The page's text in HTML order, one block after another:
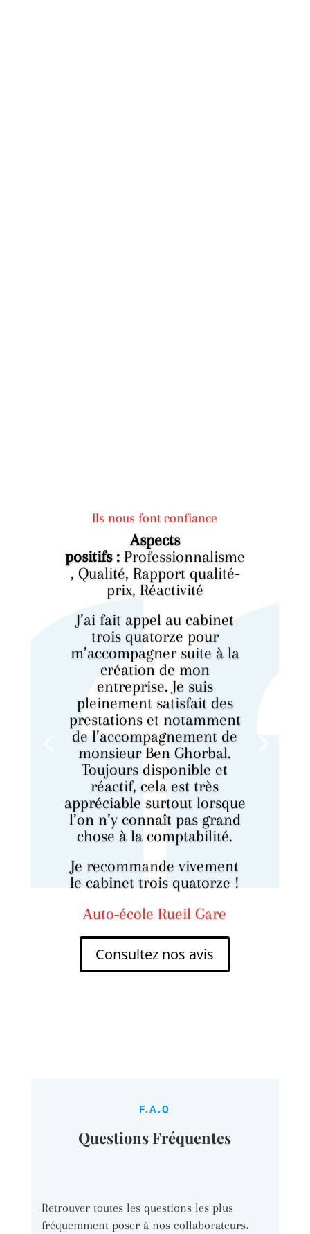
Ils nous font confiance
Aspects
positifs :Professionnalisme
, Qualité, Rapport qualité-
prix, Réactivité
J’ai fait appel au cabinet
trois quatorze pour
m’accompagner suite à la
création de mon
entreprise. Je suis
pleinement satisfait des
prestations et notamment
de l’accompagnement de
monsieur Ben Ghorbal.
Toujours disponible et
réactif, cela est très
appréciable surtout lorsque
l’on n’y connaît pas grand
chose à la comptabilité.
Je recommande vivement
le cabinet trois quatorze !
Auto-école Rueil Gare
Consultez nos avis
F.A.Q
Questions Fréquentes
Retrouver toutes les questions les plus
fréquemment poser à nos collaborateurs.